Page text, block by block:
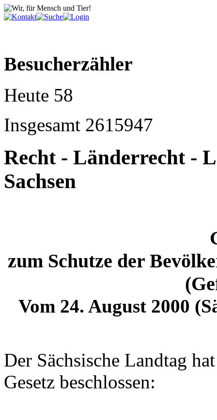
Besucherzähler
Heute 58
Insgesamt 2615947
Recht - Länderrecht -
Sachsen
zum Schutze der
Vom 24. August 2000
Der Sächsische Landtag
Gesetz beschlossen: